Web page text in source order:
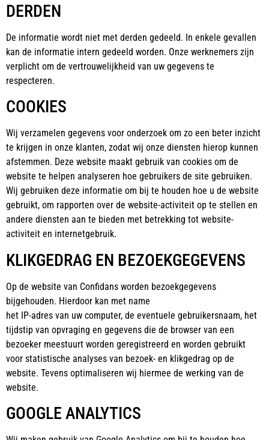
DERDEN
De informatie wordt niet met derden gedeeld. In enkele gevallen
kan de informatie intern gedeeld worden. Onze werknemers zijn
verplicht om de vertrouwelijkheid van uw gegevens te
respecteren.
COOKIES
Wij verzamelen gegevens voor onderzoek om zo een beter inzicht
te krijgen in onze klanten, zodat wij onze diensten hierop kunnen
afstemmen. Deze website maakt gebruik van cookies om de
website te helpen analyseren hoe gebruikers de site gebruiken.
Wij gebruiken deze informatie om bij te houden hoe u de website
gebruikt, om rapporten over de website-activiteit op te stellen en
andere diensten aan te bieden met betrekking tot website-
activiteit en internetgebruik.
KLIKGEDRAG EN BEZOEKGEGEVENS
Op de website van Confidans worden bezoekgegevens
bijgehouden. Hierdoor kan met name
het IP-adres van uw computer, de eventuele gebruikersnaam, het
tijdstip van opvraging en gegevens die de browser van een
bezoeker meestuurt worden geregistreerd en worden gebruikt
voor statistische analyses van bezoek- en klikgedrag op de
website. Tevens optimaliseren wij hiermee de werking van de
website.
GOOGLE ANALYTICS